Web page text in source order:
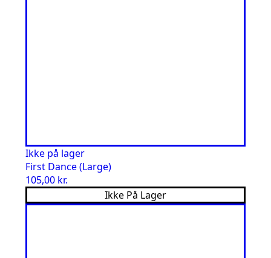
Ikke på lager
First Dance (Large)
105,00 kr.
Ikke På Lager